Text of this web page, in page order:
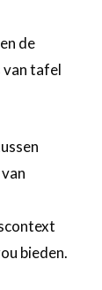
de
tafel
bieden.